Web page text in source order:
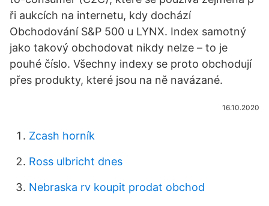
ři aukcích na internetu, kdy dochází
Obchodování S&P 500 u LYNX. Index samotný
jako takový obchodovat nikdy nelze – to je
pouhé číslo. Všechny indexy se proto obchodují
přes produkty, které jsou na ně navázané.
16.10.2020
Zcash horník
Ross ulbricht dnes
Nebraska rv koupit prodat obchod